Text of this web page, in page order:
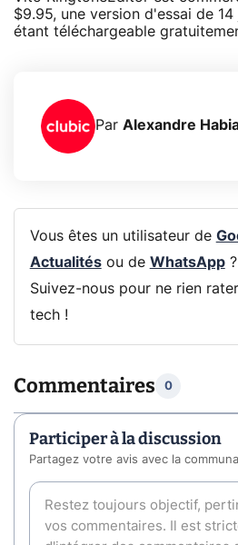
$9.95, une version d'essai de
étant téléchargeable
Par Alexandre
Vous êtes un utilisateur de
Actualitésou de WhatsApp?
Suivez-nous pour ne rien
tech !
Commentaires 0
Participer à la discussion
Partagez votre avis avec la